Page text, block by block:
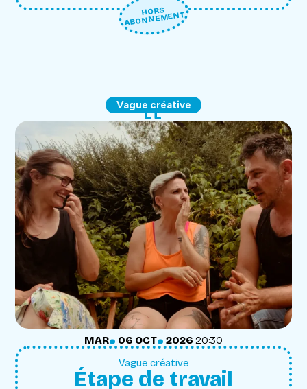
HORS
ABONNEMENT
Vague créative
MAR. 06 OCT.2026 20:30
Vague créative
Étape de travail